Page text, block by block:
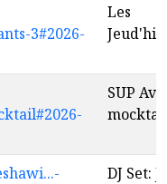
3#2026-
Les
SUP
mocktail
DJ Set: